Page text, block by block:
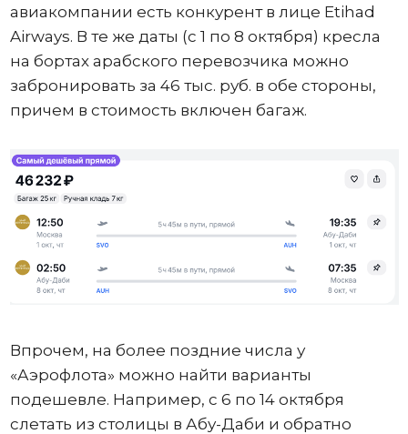
авиакомпании есть конкурент в лице Etihad
Airways. В те же даты (с 1 по 8 октября) кресла
на бортах арабского перевозчика можно
забронировать за 46 тыс. руб. в обе стороны,
причем в стоимость включен багаж.
Впрочем, на более поздние числа у
«Аэрофлота» можно найти варианты
подешевле. Например, с 6 по 14 октября
слетать из столицы в Абу-Даби и обратно